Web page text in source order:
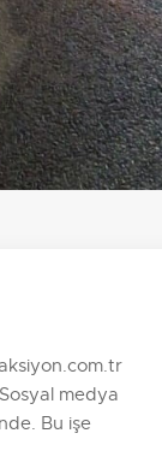
medya
Bu işe